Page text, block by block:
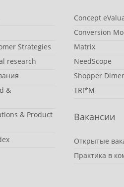
Strategies
research
&
& Product
Concept
Conversion
Matrix
NeedScope
Shopper
TRI*M
Вакансии
Открытые
Практика в